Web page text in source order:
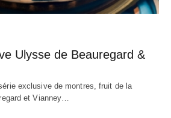
Ulysse de Beauregard &
exclusive de montres, fruit de la
et Vianney…